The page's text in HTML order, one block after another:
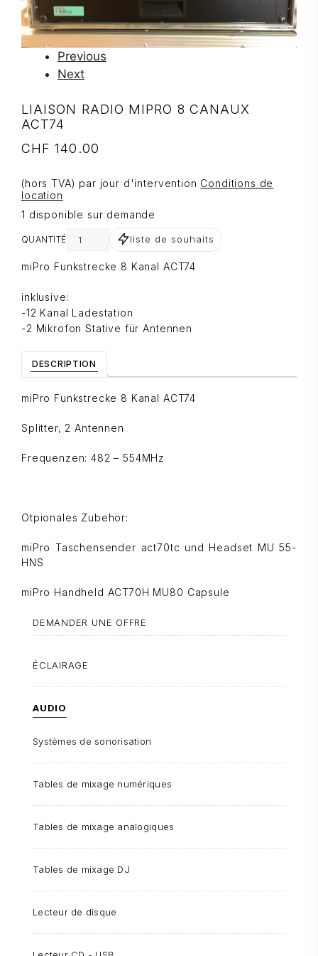
Previous
Next
LIAISON RADIO MIPRO 8 CANAUX
ACT74
CHF 140.00
(hors TVA) par jour d'intervention Conditions de
location
1 disponible sur demande
QUANTITÉ liste de souhaits
miPro Funkstrecke 8 Kanal ACT74
inklusive:
-12 Kanal Ladestation
-2 Mikrofon Stative für Antennen
DESCRIPTION
miPro Funkstrecke 8 Kanal ACT74
Splitter, 2 Antennen
Frequenzen: 482 – 554MHz
Otpionales Zubehör:
miPro Taschensender act70tc und Headset MU 55-
HNS
miPro Handheld ACT70H MU80 Capsule
DEMANDER UNE OFFRE
ÉCLAIRAGE
AUDIO
Systèmes de sonorisation
Tables de mixage numériques
Tables de mixage analogiques
Tables de mixage DJ
Lecteur de disque